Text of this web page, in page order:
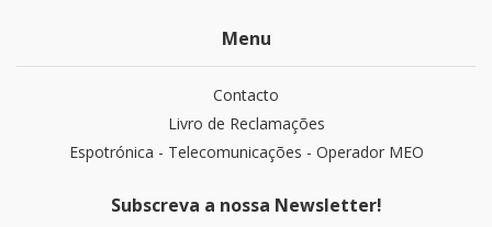
Menu
Contacto
Livro de Reclamações
Espotrónica - Telecomunicações - Operador MEO
Subscreva a nossa Newsletter!